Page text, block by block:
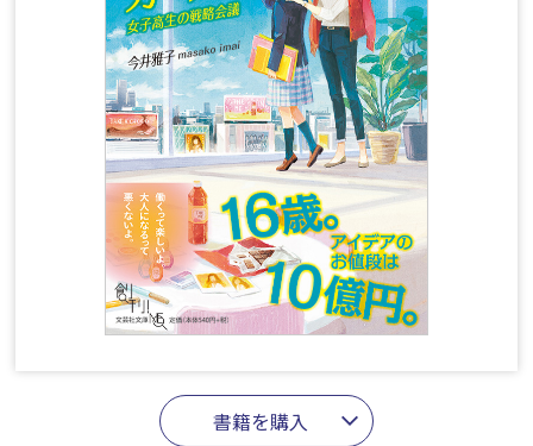
書籍を購入